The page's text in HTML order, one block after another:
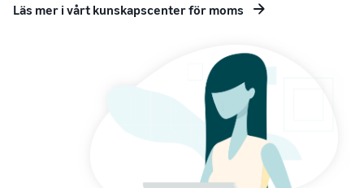
Läs mer i vårt kunskapscenter för moms